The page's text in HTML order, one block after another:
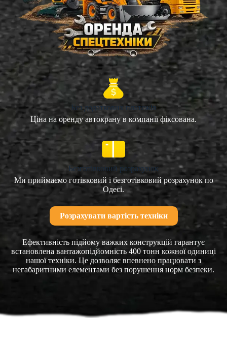
Без додаткових платежів
Ціна на оренду автокрану в компанії фіксована.
Безготівковий розрахунок
Ми приймаємо готівковий і безготівковий розрахунок по
Одесі.
Розрахувати вартість техніки
Ефективність підйому важких конструкцій гарантує
встановлена вантажопідйомність 400 тонн кожної одиниці
нашої техніки. Це дозволяє впевнено працювати з
негабаритними елементами без порушення норм безпеки.